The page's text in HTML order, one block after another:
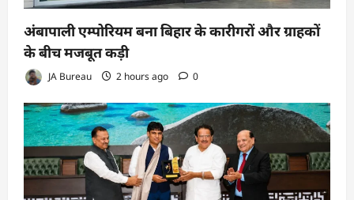
अंबापाली एम्पोरियम बना बिहार के कारीगरों और ग्राहकों
के बीच मजबूत कड़ी
JA Bureau 2 hours ago 0